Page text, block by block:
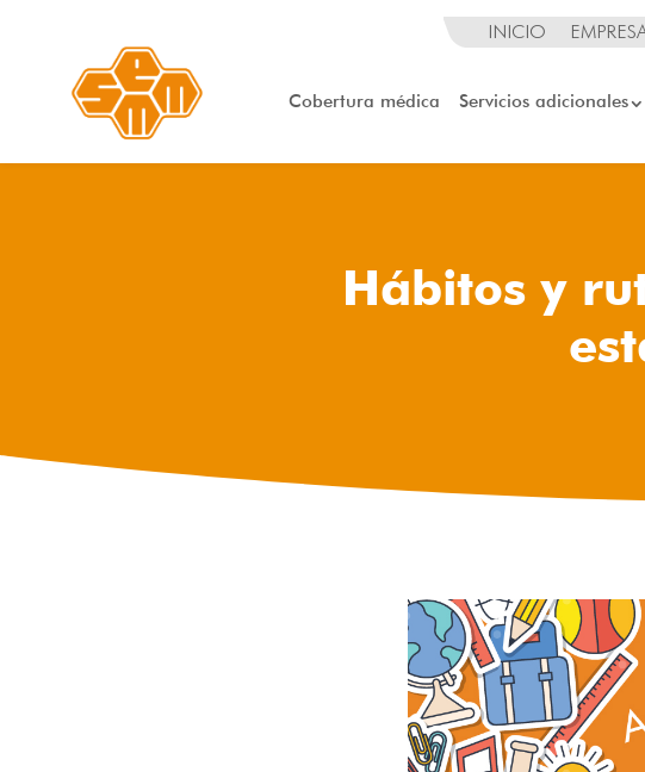
INICIO
Cobertura médica Servicios adicionales
Hábitos y